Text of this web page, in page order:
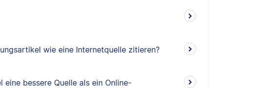
wie eine Internetquelle zitieren?
bessere Quelle als ein Online-